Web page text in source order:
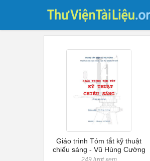
Giáo trình Tóm tắt kỹ thuật
chiếu sáng - Vũ Hùng Cường
249 lượt xem